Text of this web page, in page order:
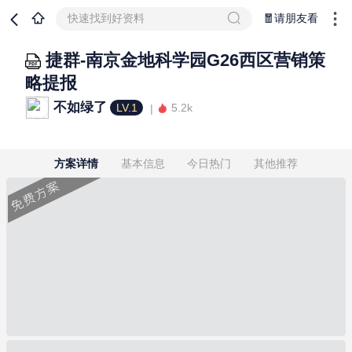
快速找到好资料 🧧请朋友看
捷群-南京金地科学园G26西区营销策
略提报
不如绿了 LV.1 5.2k
方案详情 基本信息 今日热门 其他推荐